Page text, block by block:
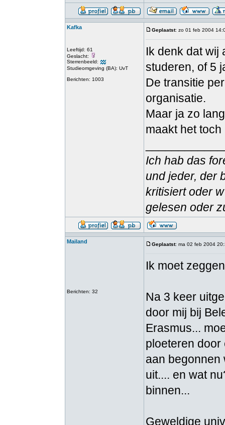
Kafka
Leeftijd: 61
Geslacht:
Sterrenbeeld:
Studieomgeving (BA): UvT
Berichten: 1003
Geplaatst: zo 01 feb 2004
Ik denk dat wij
studeren, of 5
De transitie
organisatie.
Maar ja zo
maakt het
Ich hab das
und jeder, der
kritisiert oder
gelesen oder
Mailand
Berichten: 32
Geplaatst: ma 02 feb 2004
Ik moet
Na 3 keer
door mij bij
Erasmus...
ploeteren door
aan begonnen
uit.... en wat
binnen...
Geweldige